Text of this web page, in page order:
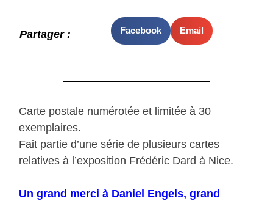
Partager : Facebook Email
Carte postale numérotée et limitée à 30
exemplaires.
Fait partie d’une série de plusieurs cartes
relatives à l’exposition Frédéric Dard à Nice.
Un grand merci à Daniel Engels, grand